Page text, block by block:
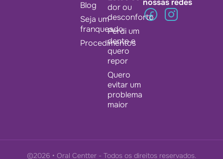
Blog
Seja um
franqueado
Procedimentos
dor ou
desconforto
Perdi um
dente e
quero
repor
Quero
evitar um
problema
maior
nossas redes
©2026 • Oral Centter - Todos os direitos reservados.